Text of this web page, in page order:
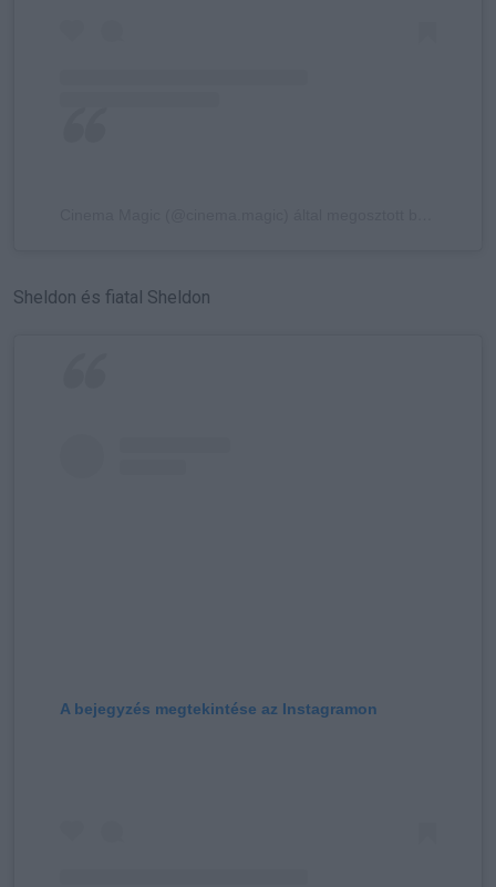
Sheldon és fiatal Sheldon
A bejegyzés megtekintése az Instagramon